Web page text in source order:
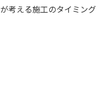
が考える施工のタイミング